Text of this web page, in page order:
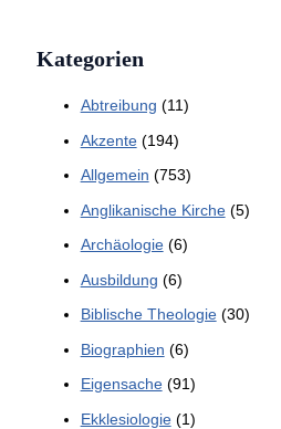
Kategorien
Abtreibung (11)
Akzente(194)
Allgemein (753)
Anglikanische Kirche(5)
Archäologie(6)
Ausbildung (6)
Biblische Theologie(30)
Biographien (6)
Eigensache(91)
Ekklesiologie(1)